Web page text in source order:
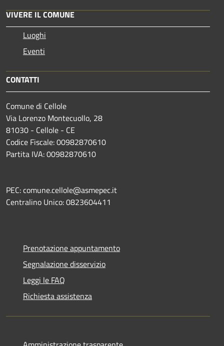
VIVERE IL COMUNE
Luoghi
Eventi
CONTATTI
Comune di Cellole
Via Lorenzo Montecuollo, 28
81030 - Cellole - CE
Codice Fiscale: 00982870610
Partita IVA: 00982870610
PEC: comune.cellole@asmepec.it
Centralino Unico: 0823604411
Prenotazione appuntamento
Segnalazione disservizio
Leggi le FAQ
Richiesta assistenza